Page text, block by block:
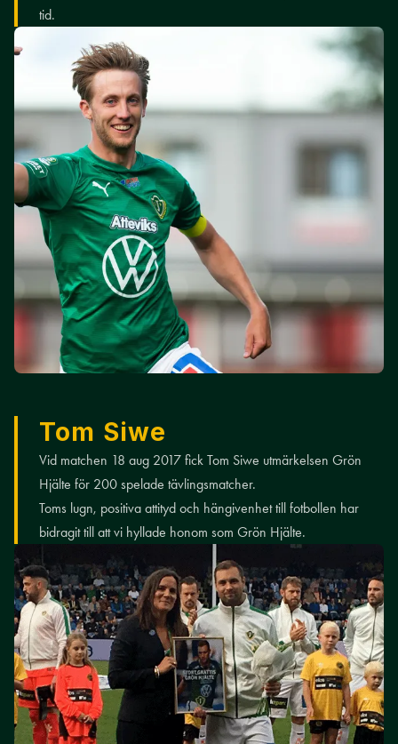
tid.
Tom Siwe
Vid matchen 18 aug 2017 fick Tom Siwe utmärkelsen Grön
Hjälte för 200 spelade tävlingsmatcher.
Toms lugn, positiva attityd och hängivenhet till fotbollen har
bidragit till att vi hyllade honom som Grön Hjälte.